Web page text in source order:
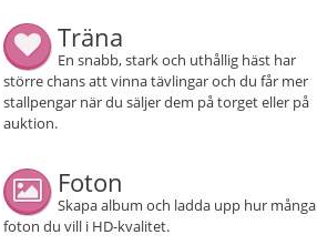
Träna
En snabb, stark och uthållig häst har
större chans att vinna tävlingar och du får mer
stallpengar när du säljer dem på torget eller på
auktion.
Foton
Skapa album och ladda upp hur många
foton du vill i HD-kvalitet.